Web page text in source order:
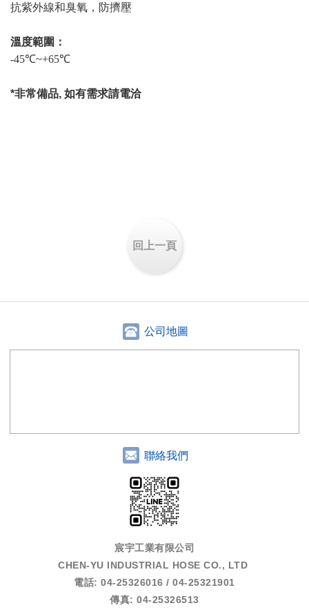
抗紫外線和臭氧，防擠壓
溫度範圍：
-45℃~+65℃
​*非常備品, 如有需求請電洽
回上一頁
公司地圖
聯絡我們
宸宇工業有限公司
CHEN-YU INDUSTRIAL HOSE CO., LTD
電話: 04-25326016 / 04-25321901
傳真: 04-25326513